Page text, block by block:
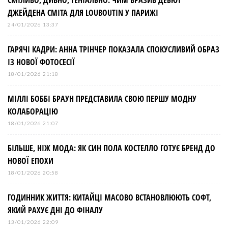
ДЖЕЙДЕНА СМІТА ДЛЯ LOUBOUTIN У ПАРИЖІ
24/01/2026 13:37
ГАРЯЧІ КАДРИ: АННА ТРІНЧЕР ПОКАЗАЛА СПОКУСЛИВИЙ ОБРАЗ
ІЗ НОВОЇ ФОТОСЕСІЇ
18/01/2026 21:18
МІЛЛІ БОББІ БРАУН ПРЕДСТАВИЛА СВОЮ ПЕРШУ МОДНУ
КОЛАБОРАЦІЮ
18/01/2026 21:07
БІЛЬШЕ, НІЖ МОДА: ЯК СИН ПОЛА КОСТЕЛЛО ГОТУЄ БРЕНД ДО
НОВОЇ ЕПОХИ
18/01/2026 20:58
ГОДИННИК ЖИТТЯ: КИТАЙЦІ МАСОВО ВСТАНОВЛЮЮТЬ СОФТ,
ЯКИЙ РАХУЄ ДНІ ДО ФІНАЛУ
13/01/2026 22:09